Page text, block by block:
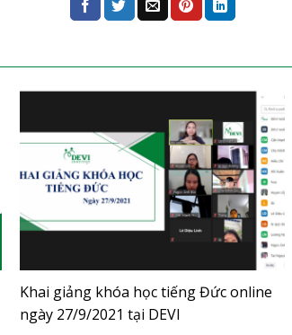
Khai giảng khóa học tiếng Đức online
ngày 27/9/2021 tại DEVI